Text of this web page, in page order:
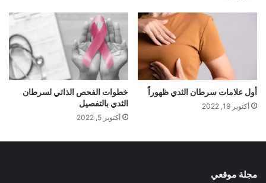
أول علامات سرطان الثدي ظهوراً
أكتوبر 19, 2022
خطوات الفحص الذاتي لسرطان
الثدي بالتفصيل
أكتوبر 5, 2022
مجلة موقعي